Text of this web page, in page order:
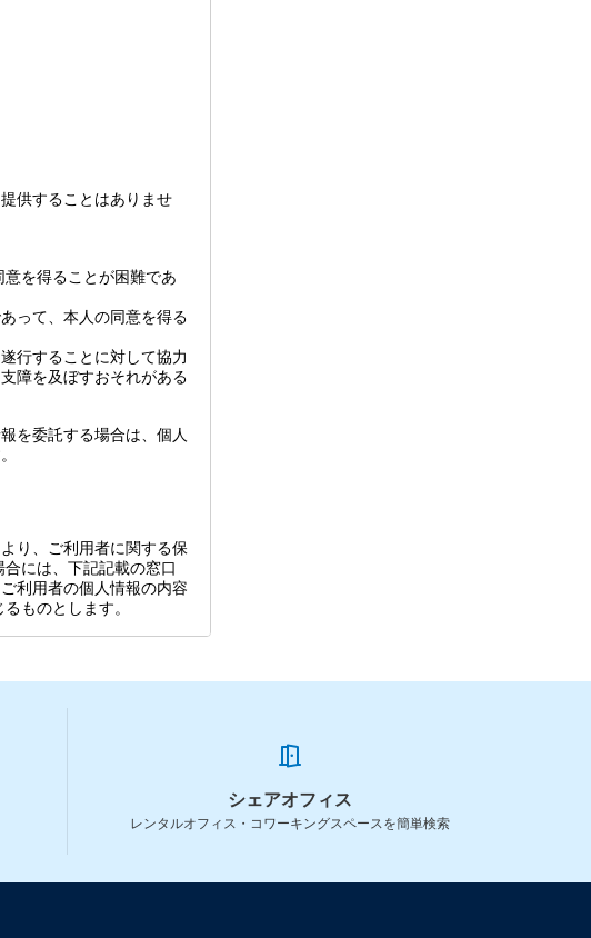
供することはありませ
を得ることが困難であ
って、本人の同意を得る
行することに対して協力
障を及ぼすおそれがある
を委託する場合は、個人
り、ご利用者に関する保
には、下記記載の窓口
利用者の個人情報の内容
ものとします。
シェアオフィス
レンタルオフィス・コワーキングスペースを簡単検索